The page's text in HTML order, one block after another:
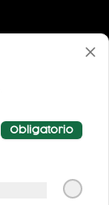
Obligatorio